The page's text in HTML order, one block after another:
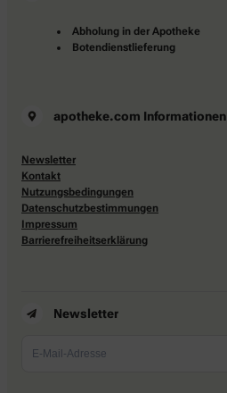
Abholung in der Apotheke
Botendienstlieferung
apotheke.com Informationen
Newsletter
Kontakt
Nutzungsbedingungen
Datenschutzbestimmungen
Impressum
Barrierefreiheitserklärung
Newsletter